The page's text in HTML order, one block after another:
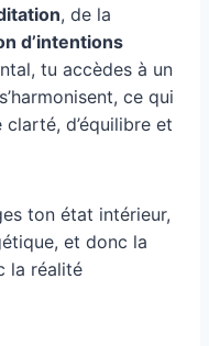
, de la
d’intentions
tu accèdes à un
ce qui
d’équilibre et
ton état intérieur,
et donc la
la réalité